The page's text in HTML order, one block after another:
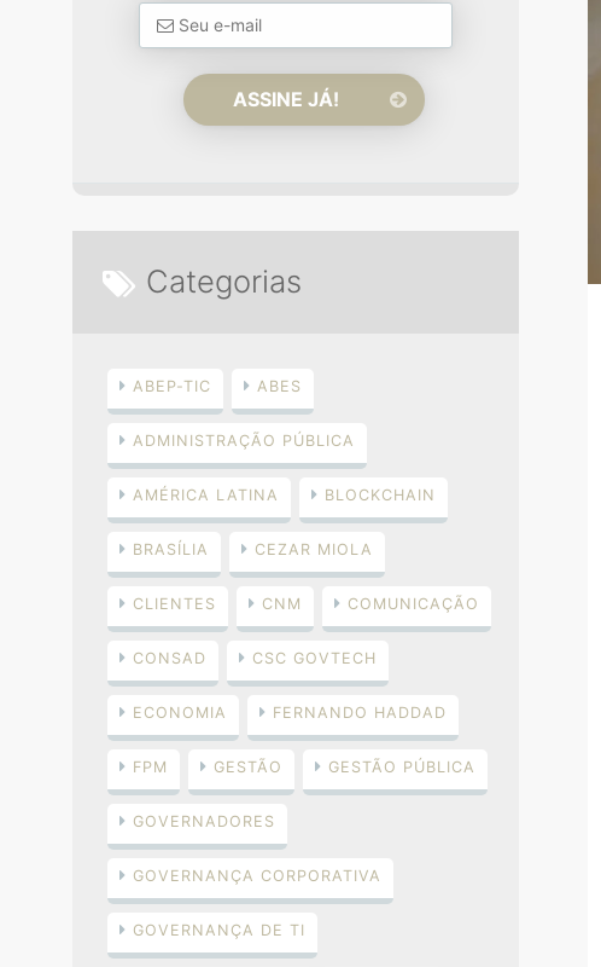
Categorias
ABEP-TIC ABES
ADMINISTRAÇÃO PÚBLICA
AMÉRICA LATINA BLOCKCHAIN
BRASÍLIA CEZAR MIOLA
CLIENTES CNM COMUNICAÇÃO
CONSAD CSC GOVTECH
ECONOMIA FERNANDO HADDAD
FPM GESTÃO GESTÃO PÚBLICA
GOVERNADORES
GOVERNANÇA CORPORATIVA
GOVERNANÇA DE TI